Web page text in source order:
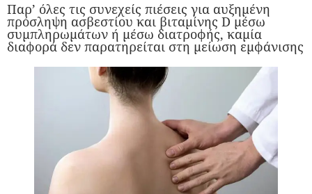
Παρ’ όλες τις συνεχείς πιέσεις για αυξημένη
πρόσληψη ασβεστίου και βιταμίνης D μέσω
συμπληρωμάτων ή μέσω διατροφής, καμία
διαφορά δεν παρατηρείται στη μείωση εμφάνισης